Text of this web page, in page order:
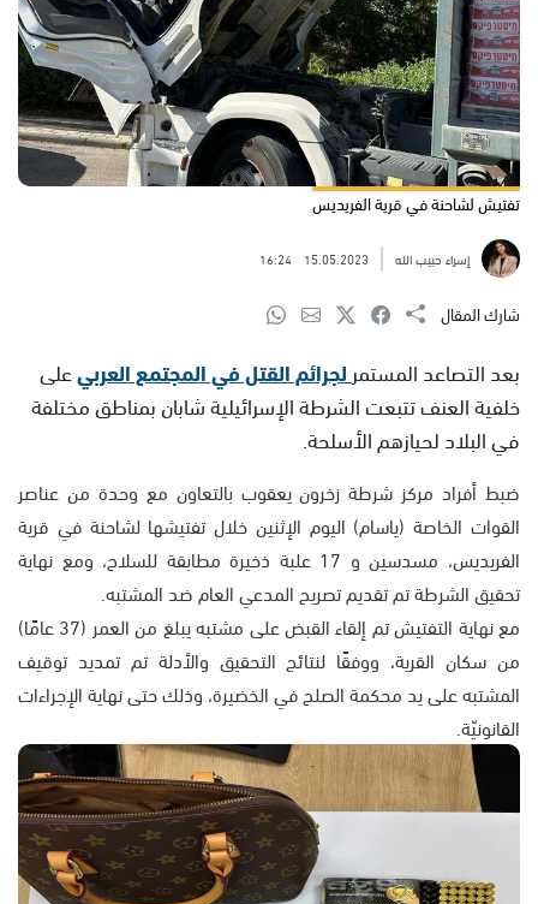
تفتيش لشاحنة في قرية الفريديس
إسراء حبيب الله 15.05.2023
16:24
شارك المقال
بعد التصاعد المستمر لجرائم القتل في المجتمع العربيعلى
خلفية العنف تتبعت الشرطة الإسرائيلية شابان بمناطق مختلفة
في البلاد لحيازهم الأسلحة.
ضبط أفراد مركز شرطة زخرون يعقوب بالتعاون مع وحدة من عناصر
القوات الخاصة (ياسام) اليوم الإثنين خلال تفتيشها لشاحنة في قرية
الفريديس، مسدسين و 17 علبة ذخيرة مطابقة للسلاح، ومع نهاية
تحقيق الشرطة تم تقديم تصريح المدعي العام ضد المشتبه.
مع نهاية التفتيش تم إلقاء القبض على مشتبه يبلغ من العمر (37 عامًا)
من سكان القرية، ووفقًا لنتائج التحقيق والأدلة تم تمديد توقيف
المشتبه على يد محكمة الصلح في الخضيرة، وذلك حتى نهاية الإجراءات
القانونيّة.